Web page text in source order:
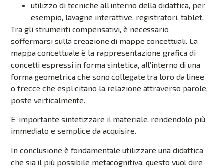
utilizzo di tecniche all’interno della didattica, per
esempio, lavagne interattive, registratori, tablet.
Tra gli strumenti compensativi, è necessario
soffermarsi sulla creazione di mappe concettuali. La
mappa concettuale è la rappresentazione grafica di
concetti espressi in forma sintetica, all’interno di una
forma geometrica che sono collegate tra loro da linee
o frecce che esplicitano la relazione attraverso parole,
poste verticalmente.
E’ importante sintetizzare il materiale, rendendolo più
immediato e semplice da acquisire.
In conclusione è fondamentale utilizzare una didattica
che sia il più possibile metacognitiva, questo vuol dire